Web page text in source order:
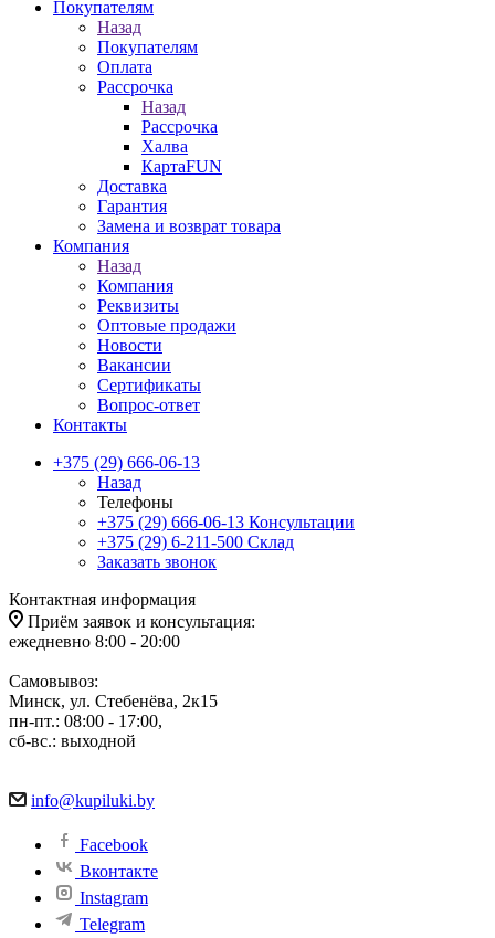
Покупателям
Назад
Покупателям
Оплата
Рассрочка
Назад
Рассрочка
Халва
КартаFUN
Доставка
Гарантия
Замена и возврат товара
Компания
Назад
Компания
Реквизиты
Оптовые продажи
Новости
Вакансии
Сертификаты
Вопрос-ответ
Контакты
+375 (29) 666-06-13
Назад
Телефоны
+375 (29) 666-06-13 Консультации
+375 (29) 6-211-500 Склад
Заказать звонок
Контактная информация
Приём заявок и консультация:
ежедневно 8:00 - 20:00
Самовывоз:
Минск, ул. Стебенёва, 2к15
пн-пт.: 08:00 - 17:00,
сб-вс.: выходной
info@kupiluki.by
Facebook
Вконтакте
Instagram
Telegram